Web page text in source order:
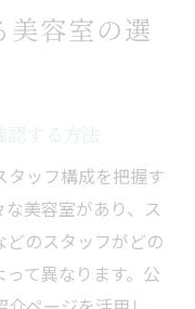
美容室の選
認する方法
タッフ構成を把握す
美容室があり、ス
どのスタッフがどの
て異なります。公